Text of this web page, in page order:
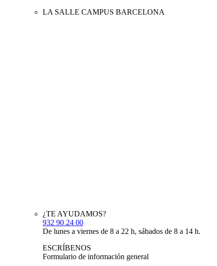
LA SALLE CAMPUS BARCELONA
¿TE AYUDAMOS?
932 90 24 00
De lunes a viernes de 8 a 22 h, sábados de 8 a 14 h.
ESCRÍBENOS
Formulario de información general